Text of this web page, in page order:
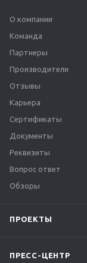
О компании
Команда
Партнеры
Производители
Отзывы
Карьера
Сертификаты
Документы
Реквизиты
Вопрос ответ
Обзоры
ПРОЕКТЫ
ПРЕСС-ЦЕНТР